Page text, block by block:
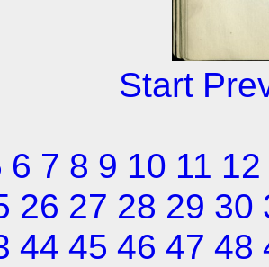
Start
6 7 8 9 10 11 12
26 27 28 29 30
44 45 46 47 48